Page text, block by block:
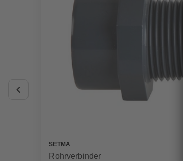
SETMA
Rohrverbinder